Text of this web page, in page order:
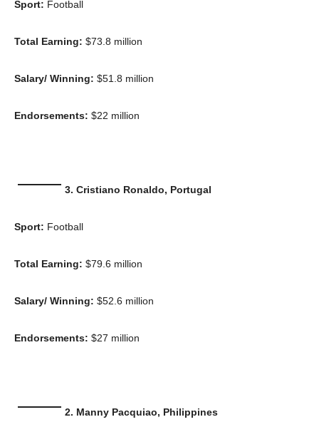
Contact us
My account
Sport: Football
Total Earning: $73.8 million
Salary/ Winning: $51.8 million
Endorsements: $22 million
3. Cristiano Ronaldo, Portugal
Sport: Football
Total Earning: $79.6 million
Salary/ Winning: $52.6 million
Endorsements: $27 million
2. Manny Pacquiao, Philippines